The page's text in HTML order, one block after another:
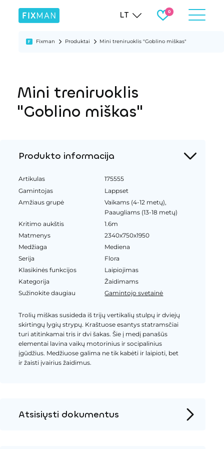
LT
Fixman Produktai Mini treniruoklis "Goblino miškas"
Mini treniruoklis
"Goblino miškas"
Produkto informacija
Artikulas
175555
Gamintojas
Lappset
Amžiaus grupė
Vaikams (4-12 metų),
Paaugliams (13-18 metų)
Kritimo aukštis
1.6m
Matmenys
2340x750x1950
Medžiaga
Mediena
Serija
Flora
Klasikinės funkcijos
Laipiojimas
Kategorija
Žaidimams
Sužinokite daugiau
Gamintojo svetainė
Trolių miškas susideda iš trijų vertikalių stulpų ir dviejų
skirtingų lygių strypų. Kraštuose esantys statramsčiai
turi atitinkamai tris ir dvi šakas. Šie į medį panašūs
elementai lavina vaikų motorinius ir socipalinius
įgūdžius. Medžiuose galima ne tik kabėti ir laipioti, bet
ir žaisti įvairius žaidimus.
Atsisiųsti dokumentus